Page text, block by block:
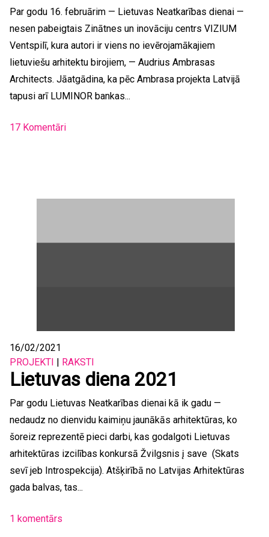
Par godu 16. februārim — Lietuvas Neatkarības dienai —
nesen pabeigtais Zinātnes un inovāciju centrs VIZIUM
Ventspilī, kura autori ir viens no ievērojamākajiem
lietuviešu arhitektu birojiem, — Audrius Ambrasas
Architects. Jāatgādina, ka pēc Ambrasa projekta Latvijā
tapusi arī LUMINOR bankas...
17 Komentāri
16/02/2021
PROJEKTI | RAKSTI
Lietuvas diena 2021
Par godu Lietuvas Neatkarības dienai kā ik gadu —
nedaudz no dienvidu kaimiņu jaunākās arhitektūras, ko
šoreiz reprezentē pieci darbi, kas godalgoti Lietuvas
arhitektūras izcilības konkursā Žvilgsnis į save (Skats
sevī jeb Introspekcija). Atšķirībā no Latvijas Arhitektūras
gada balvas, tas...
1 komentārs